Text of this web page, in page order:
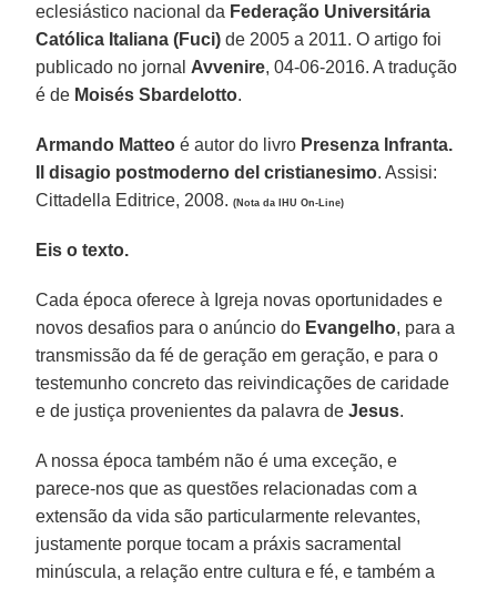
eclesiástico nacional da Federação Universitária
Católica Italiana (Fuci) de 2005 a 2011. O artigo foi
publicado no jornal Avvenire, 04-06-2016. A tradução
é de Moisés Sbardelotto.
Armando Matteo é autor do livro Presenza Infranta.
Il disagio postmoderno del cristianesimo. Assisi:
Cittadella Editrice, 2008.(Nota da IHU On-Line)
Eis o texto.
Cada época oferece à Igreja novas oportunidades e
novos desafios para o anúncio do Evangelho, para a
transmissão da fé de geração em geração, e para o
testemunho concreto das reivindicações de caridade
e de justiça provenientes da palavra deJesus.
A nossa época também não é uma exceção, e
parece-nos que as questões relacionadas com a
extensão da vida são particularmente relevantes,
justamente porque tocam a práxis sacramental
minúscula, a relação entre cultura e fé, e também a